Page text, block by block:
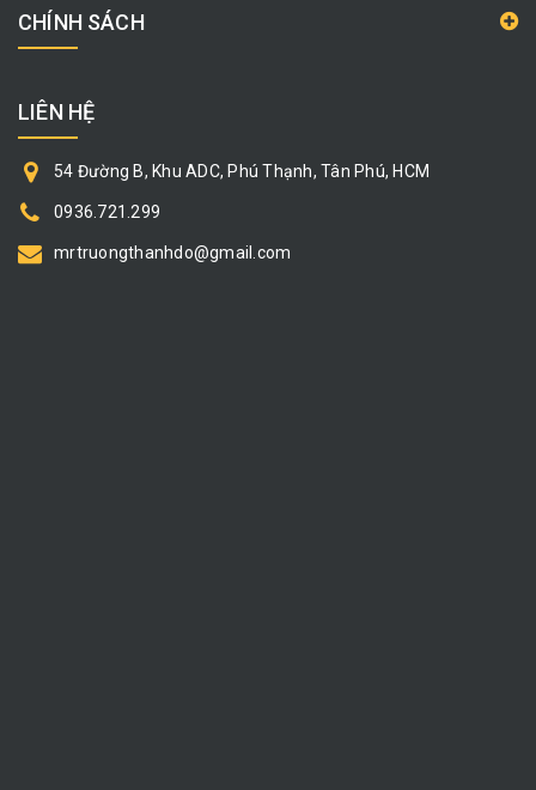
CHÍNH SÁCH
LIÊN HỆ
54 Đường B, Khu ADC, Phú Thạnh, Tân Phú, HCM
0936.721.299
mrtruongthanhdo@gmail.com